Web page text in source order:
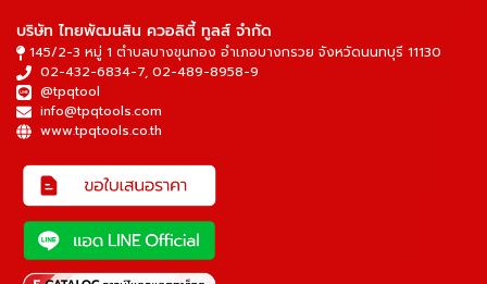
บริษัท ไทยพัฒนสิน ควอลิตี้ ทูลส์ จำกัด
145/2-3 หมู่ 1 ตำบลบางขุนกอง อำเภอบางกรวย จังหวัดนนทบุรี 11130
02-432-6834-7, 02-489-8958-9
@tpqtool
info@tpqtools.com
www.tpqtools.co.th